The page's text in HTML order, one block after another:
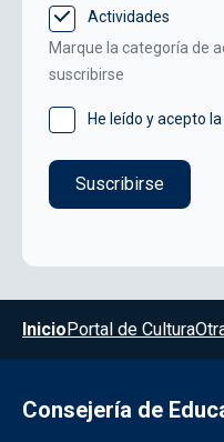
Actividades
Marque la categoría de
suscribirse
He leído y acepto
Menú del pie
InicioPortal de Cultura
Consejería de